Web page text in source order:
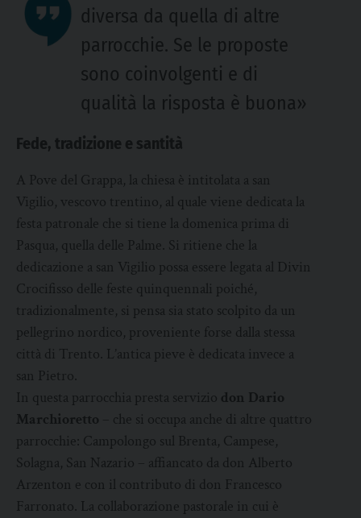
diversa da quella di altre
parrocchie. Se le proposte
sono coinvolgenti e di
qualità la risposta è buona»
Fede, tradizione e santità
A Pove del Grappa, la chiesa è intitolata a san
Vigilio, vescovo trentino, al quale viene dedicata la
festa patronale che si tiene la domenica prima di
Pasqua, quella delle Palme. Si ritiene che la
dedicazione a san Vigilio possa essere legata al Divin
Crocifisso delle feste quinquennali poiché,
tradizionalmente, si pensa sia stato scolpito da un
pellegrino nordico, proveniente forse dalla stessa
città di Trento. L’antica pieve è dedicata invece a
san Pietro.
In questa parrocchia presta servizio don Dario
Marchioretto – che si occupa anche di altre quattro
parrocchie: Campolongo sul Brenta, Campese,
Solagna, San Nazario – affiancato da don Alberto
Arzenton e con il contributo di don Francesco
Farronato. La collaborazione pastorale in cui è